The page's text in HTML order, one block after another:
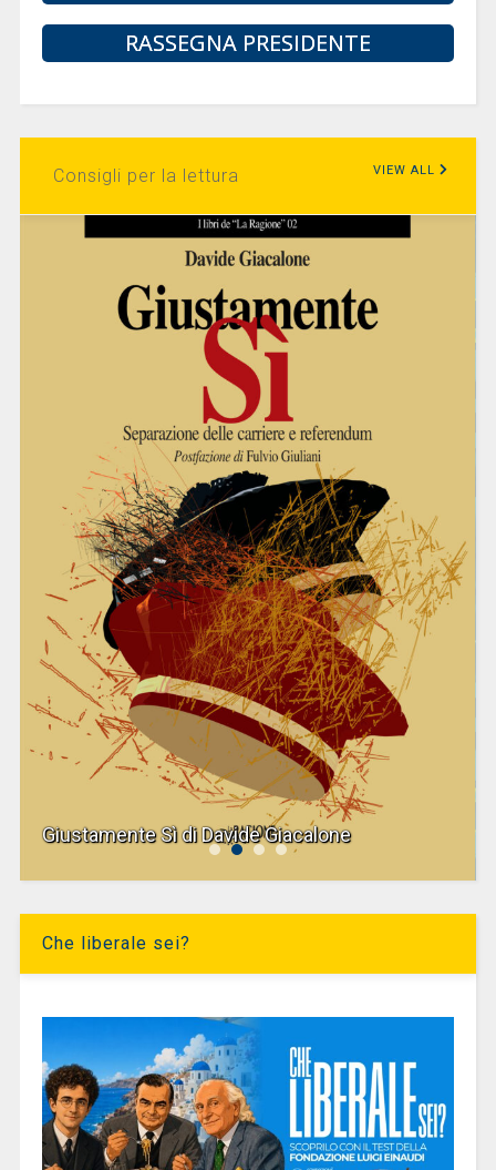
RASSEGNA PRESIDENTE
Consigli per la lettura VIEW ALL
Giustamente Sì di Davide Giacalone
Che liberale sei?